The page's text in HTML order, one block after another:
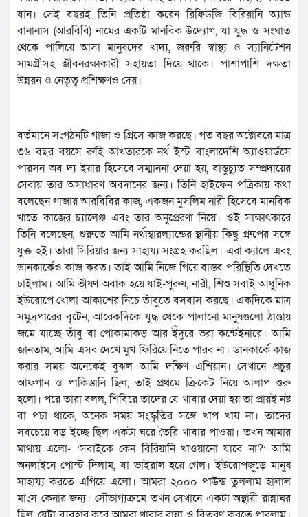
যান। সেই বছরই তিনি প্রতিষ্ঠা করেন রিফিউজি বিরিয়ানি অ্যান্ড
বানানাস (আরবিবি) নামের একটি মানবিক উদ্যোগ, যা যুদ্ধ ও সংঘাত
থেকে পালিয়ে আসা মানুষদের খাদ্য, জরুরি স্বাস্থ্য ও স্যানিটেশন
সামগ্রীসহ জীবনরক্ষাকারী সহায়তা দিয়ে থাকে। পাশাপাশি দক্ষতা
উন্নয়ন ও নেতৃত্ব প্রশিক্ষণও দেয়।
বর্তমানে সংগঠনটি গাজা ও গ্রিসে কাজ করছে। গত বছর অক্টোবরে মাত্র
৩৬ বছর বয়সে রুহি আখতারকে নর্থ ইস্ট বাংলাদেশি অ্যাওয়ার্ডসে
পারসন অব দ্য ইয়ার হিসেবে সম্মাননা দেয়া হয়, বাস্তুচ্যুত সম্প্রদায়ের
সেবায় তার অসাধারণ অবদানের জন্য। তিনি হাইফেন পত্রিকায় কথা
বলেছেন গাজায় আরবিবির কাজ, একজন মুসলিম নারী হিসেবে মানবিক
খাতে কাজের চ্যালেঞ্জ এবং তার অনুপ্রেরণা নিয়ে। ওই সাক্ষাৎকারে
তিনি বলেছেন, শুরুতে আমি নর্থাম্বারল্যান্ডের স্থানীয় কিছু গ্রুপের সঙ্গে
যুক্ত হই। তারা সিরিয়ার জন্য সাহায্য সংগ্রহ করছিল। এরা ক্যালে এবং
ডানকার্কেও কাজ করত। তাই আমি নিজে গিয়ে বাস্তব পরিস্থিতি দেখতে
চাইলাম। আমি ভীষণ অবাক হয়ে যাই-পুরুষ, নারী, শিশু সবাই আধুনিক
ইউরোপে খোলা আকাশের নিচে তাঁবুতে বসবাস করছে। একদিকে মাত্র
সমুদ্রপারের বৃটেন, আরেকদিকে যুদ্ধ থেকে পালানো মানুষগুলো ঠাণ্ডায়
জমে যাচ্ছে তাঁবু বা পোকামাকড় আর ইঁদুরে ভরা কন্টেইনারে। আমি
জানতাম, আমি এসব দেখে মুখ ফিরিয়ে নিতে পারব না। ডানকার্কে কাজ
করার সময় অনেকেই বুঝল আমি দক্ষিণ এশিয়ান। সেখানে প্রচুর
আফগান ও পাকিস্তানি ছিল, তাই প্রথমে ক্রিকেট নিয়ে আলাপ শুরু
হলো। পরে তারা বলল, শিবিরে তাদের যে খাবার দেয়া হয় তা প্রায়ই নষ্ট
বা পচা থাকে, অনেক সময় সংস্কৃতির সঙ্গে খাপ খায় না। তাদের
সবচেয়ে বড় ইচ্ছে ছিল একটা ঘরে তৈরি খাবার পাওয়া। তখন আমার
মাথায় এলো- ‘সবাইকে কেন বিরিয়ানি খাওয়ানো যাবে না?’ আমি
অনলাইনে পোস্ট দিলাম, যা ভাইরাল হয়ে গেল। ইউরোপজুড়ে মানুষ
সাহায্য করতে এগিয়ে এলো। আমরা ২০০০ পাউন্ড তুললাম হালাল
মাংস কেনার জন্য। সৌভাগ্যক্রমে তখন সেখানে একটা অস্থায়ী রান্নাঘর